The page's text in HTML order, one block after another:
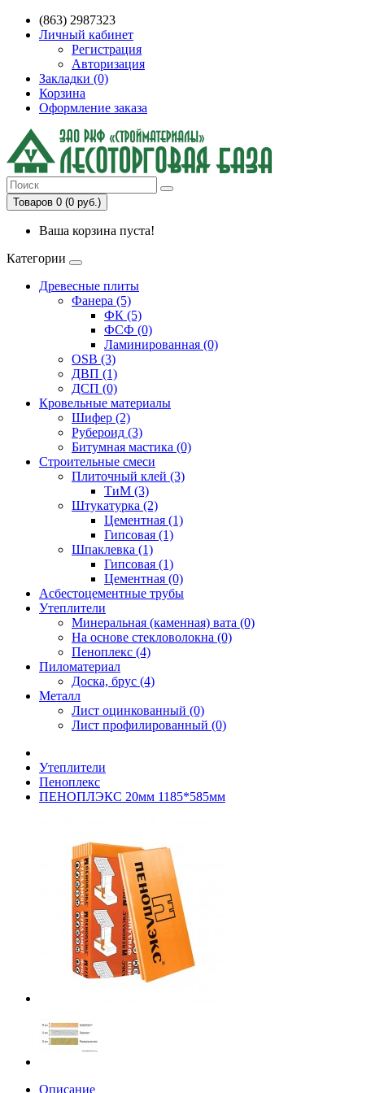
(863) 2987323
Личный кабинет
Регистрация
Авторизация
Закладки (0)
Корзина
Оформление заказа
Товаров 0 (0 руб.)
Ваша корзина пуста!
Категории
Древесные плиты
Фанера (5)
ФК (5)
ФСФ (0)
Ламинированная (0)
OSB (3)
ДВП (1)
ДСП (0)
Кровельные материалы
Шифер (2)
Рубероид (3)
Битумная мастика (0)
Строительные смеси
Плиточный клей (3)
ТиМ (3)
Штукатурка (2)
Цементная (1)
Гипсовая (1)
Шпаклевка (1)
Гипсовая (1)
Цементная (0)
Асбестоцементные трубы
Утеплители
Минеральная (каменная) вата (0)
На основе стекловолокна (0)
Пеноплекс (4)
Пиломатериал
Доска, брус (4)
Металл
Лист оцинкованный (0)
Лист профилированный (0)
Утеплители
Пеноплекс
ПЕНОПЛЭКС 20мм 1185*585мм
Описание